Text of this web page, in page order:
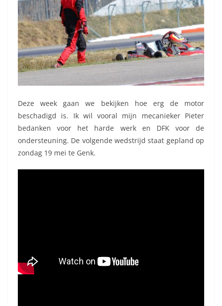
Deze week gaan we bekijken hoe erg de motor
beschadigd is. Ik wil vooral mijn mecanieker Pieter
bedanken voor het harde werk en DFK voor de
ondersteuning. De volgende wedstrijd staat gepland op
zondag 19 mei te Genk.